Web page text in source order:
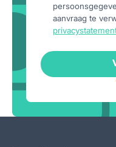
aanvraag te